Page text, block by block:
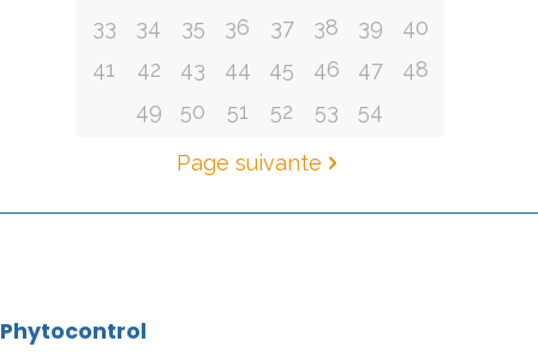
33
34 35 36 37 38 39
40
41
42 43 44 45 46 47
48
49
50 51 52 53 54
Page suivante
Phytocontrol